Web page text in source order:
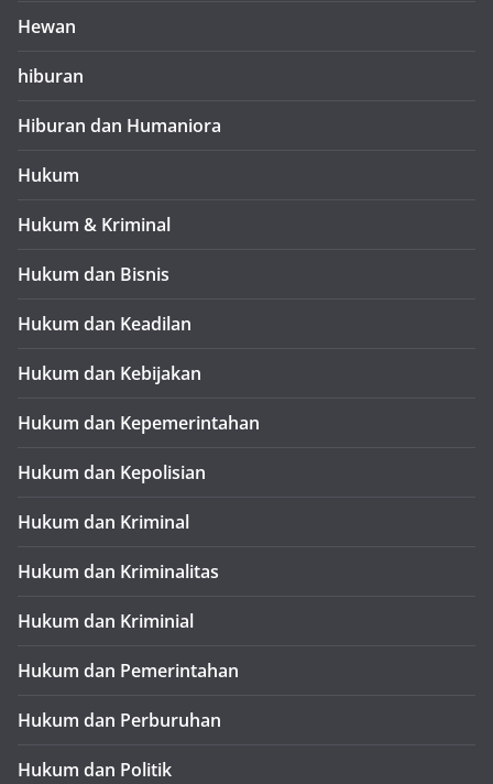
Hewan
hiburan
Hiburan dan Humaniora
Hukum
Hukum & Kriminal
Hukum dan Bisnis
Hukum dan Keadilan
Hukum dan Kebijakan
Hukum dan Kepemerintahan
Hukum dan Kepolisian
Hukum dan Kriminal
Hukum dan Kriminalitas
Hukum dan Kriminial
Hukum dan Pemerintahan
Hukum dan Perburuhan
Hukum dan Politik